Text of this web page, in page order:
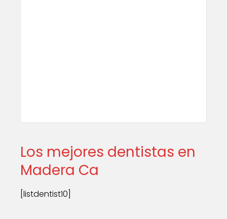
Los mejores dentistas en
Madera Ca
[listdentist10]